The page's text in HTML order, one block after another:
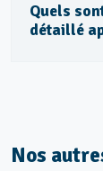
Quels
détaillé
Nos